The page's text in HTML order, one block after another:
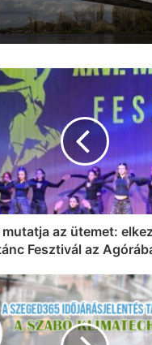
mutatja az ütemet:
Fesztivál az